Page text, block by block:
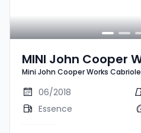
MINI John Cooper
Cabrio Mini John
Works Cabriolet
Mini John Cooper Works
06/2018
Essence